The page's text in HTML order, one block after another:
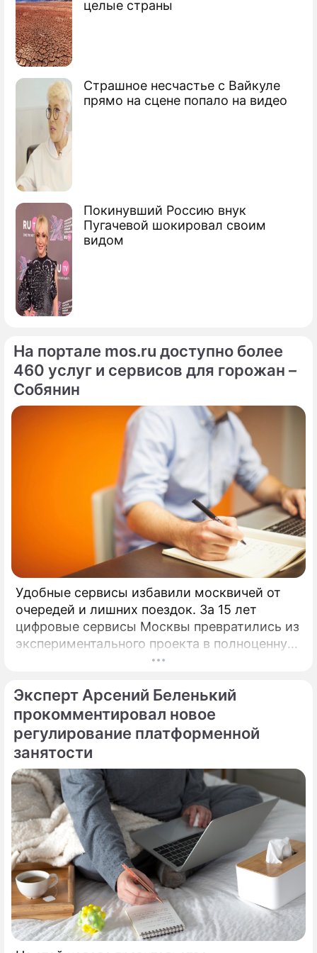
целые страны
Страшное несчастье с Вайкуле
прямо на сцене попало на видео
Покинувший Россию внук
Пугачевой шокировал своим
видом
Обама выкупит "токсичные" активы
банков
Депутаты обсудят антикризисный план
Сюжеты
Экономический кризис
На портале mos.ru доступно более
460 услуг и сервисов для горожан –
Собянин
Удобные сервисы избавили москвичей от
очередей и лишних поездок. За 15 лет
цифровые сервисы Москвы превратились из
экспериментального проекта в полноценную
систему, без которой уже сложно
Эксперт Арсений Беленький
прокомментировал новое
регулирование платформенной
занятости